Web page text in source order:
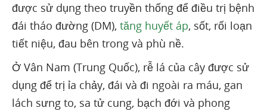
được sử dụng theo truyền thống để điều trị bệnh
đái tháo đường (DM), tăng huyết áp, sốt, rối loạn
tiết niệu, đau bên trong và phù nề.
Ở Vân Nam (Trung Quốc), rễ lá của cây được sử
dụng để trị ỉa chảy, đái và đi ngoài ra máu, gan
lách sưng to, sa tử cung, bạch đới và phong